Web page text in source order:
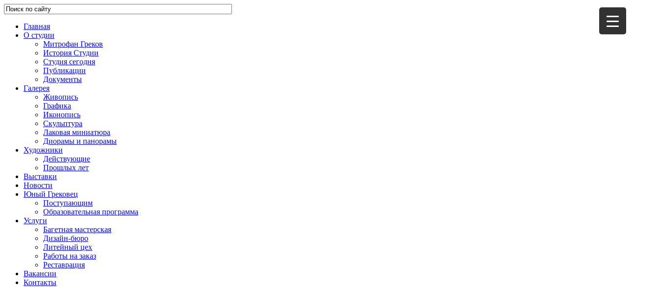
Главная
О студии
Митрофан Греков
История Студии
Студия сегодня
Публикации
Документы
Галерея
Живопись
Графика
Иконопись
Скульптура
Лаковая миниатюра
Диорамы и панорамы
Художники
Действующие
Прошлых лет
Выставки
Новости
Юный Грековец
Поступающим
Образовательная программа
Услуги
Багетная мастерская
Дизайн-бюро
Литейный цех
Работы на заказ
Реставрация
Вакансии
Контакты